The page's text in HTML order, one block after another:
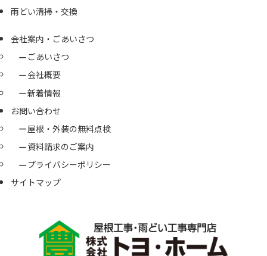
雨どい清掃・交換
会社案内・ごあいさつ
ごあいさつ
会社概要
新着情報
お問い合わせ
屋根・外装の無料点検
資料請求のご案内
プライバシーポリシー
サイトマップ